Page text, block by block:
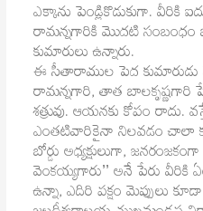
ఎక్కాను పెండ్లికొడుకుగా. వీరికి
రామన్నగారికి మొదటి సంబంధం
కుమారులు ఉన్నారు.
ఈ సీతారాముల పెద కుమారుడు
రామన్నగారి, తాత బాలకృష్ణగారి
శత్రువు. ఆయనకు కోపం రాదు.
ఎంతటివారికైనా నిలవడం చాలా
బోర్డు అధ్యక్షులుగా,
వెంకయ్యగారు’’ అనే పేరు వీరికి
ఉన్నా, ఎదిరి పక్షం మెప్పులు